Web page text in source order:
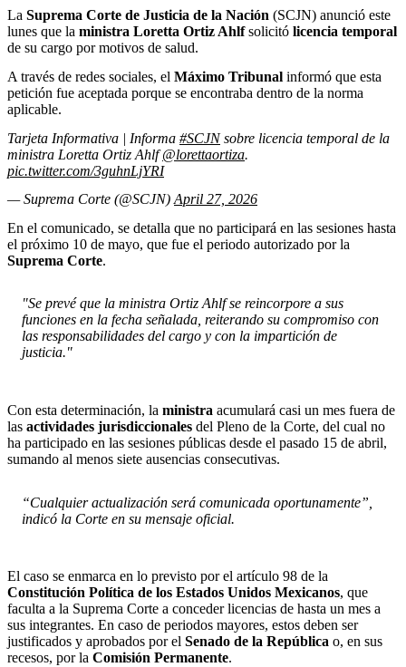
La Suprema Corte de Justicia de la Nación (SCJN) anunció este
lunes que la ministra Loretta Ortiz Ahlfsolicitó licencia temporal
de su cargo por motivos de salud.
A través de redes sociales, el Máximo Tribunal informó que esta
petición fue aceptada porque se encontraba dentro de la norma
aplicable.
Tarjeta Informativa | Informa #SCJNsobre licencia temporal de la
ministra Loretta Ortiz Ahlf@lorettaortiza.
pic.twitter.com/3guhnLjYRI
— Suprema Corte (@SCJN) April 27, 2026
En el comunicado, se detalla que no participará en las sesiones hasta
el próximo 10 de mayo, que fue el periodo autorizado por la
Suprema Corte.
"Se prevé que la ministra Ortiz Ahlf se reincorpore a sus
funciones en la fecha señalada, reiterando su compromiso con
las responsabilidades del cargo y con la impartición de
justicia."
Con esta determinación, la ministra acumulará casi un mes fuera de
las actividades jurisdiccionales del Pleno de la Corte, del cual no
ha participado en las sesiones públicas desde el pasado 15 de abril,
sumando al menos siete ausencias consecutivas.
“Cualquier actualización será comunicada oportunamente”,
indicó la Corte en su mensaje oficial.
El caso se enmarca en lo previsto por el artículo 98 de la
Constitución Política de los Estados Unidos Mexicanos, que
faculta a la Suprema Corte a conceder licencias de hasta un mes a
sus integrantes. En caso de periodos mayores, estos deben ser
justificados y aprobados por el Senado de la República o, en sus
recesos, por la Comisión Permanente.